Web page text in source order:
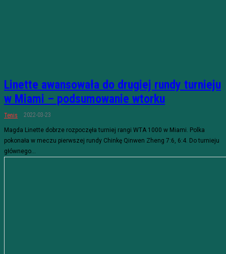
Linette awansowała do drugiej rundy turnieju
w Miami – podsumowanie wtorku
Tenis 2022-03-23
Magda Linette dobrze rozpoczęła turniej rangi WTA 1000 w Miami. Polka
pokonała w meczu pierwszej rundy Chinkę Qinwen Zheng 7:6, 6:4. Do turnieju
głównego...